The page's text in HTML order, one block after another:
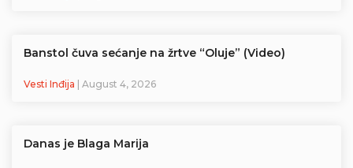
Banstol čuva sećanje na žrtve “Oluje” (Video)
Vesti Inđija | August 4, 2026
Danas je Blaga Marija